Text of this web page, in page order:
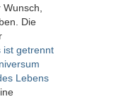
Die
ist getrennt
Lebens